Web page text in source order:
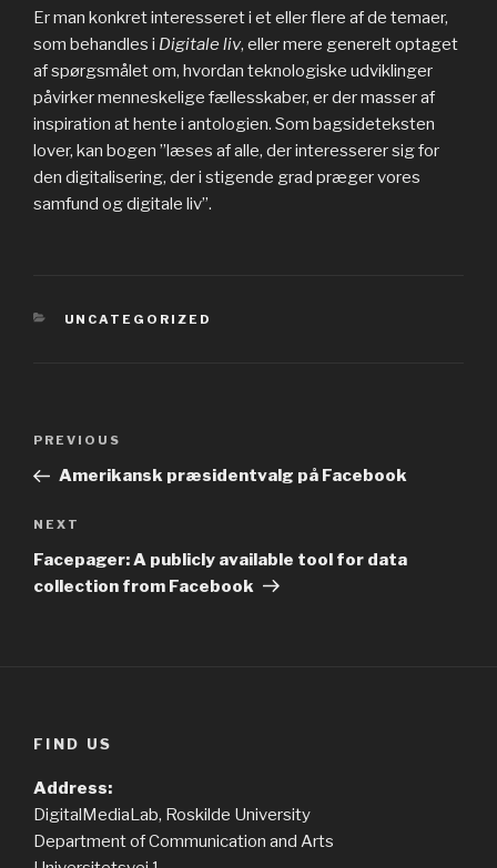
Er man konkret interesseret i et eller flere af de temaer,
som behandles i Digitale liv, eller mere generelt optaget
af spørgsmålet om, hvordan teknologiske udviklinger
påvirker menneskelige fællesskaber, er der masser af
inspiration at hente i antologien. Som bagsideteksten
lover, kan bogen ”læses af alle, der interesserer sig for
den digitalisering, der i stigende grad præger vores
samfund og digitale liv”.
CATEGORIES
UNCATEGORIZED
Post
Previous
Post
PREVIOUS
Amerikansk præsidentvalg på Facebook
Next
Post
NEXT
Facepager: A publicly available tool for data
collection from Facebook
FIND US
Address:
DigitalMediaLab, Roskilde University
Department of Communication and Arts